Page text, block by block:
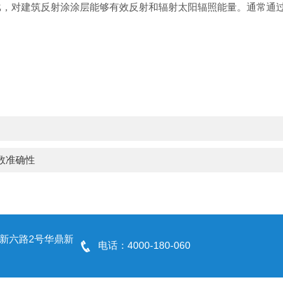
对建筑反射涂涂层能够有效反射和辐射太阳辐照能量。通常
准确性
六路2号华鼎新
电话：4000-180-060